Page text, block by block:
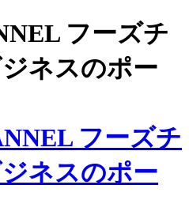
フーズチ
ネスのポー